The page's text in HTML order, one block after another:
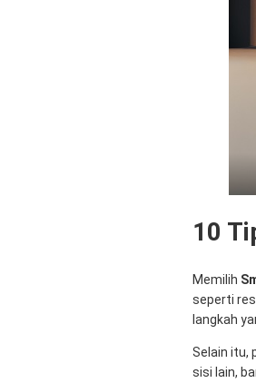
10
Memilih
seperti
langkah
Selain itu,
sisi lain,